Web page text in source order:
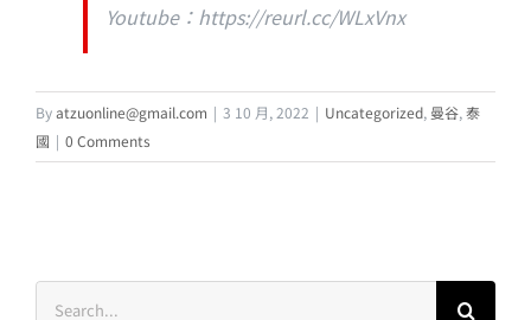
Youtube：https://reurl.cc/WLxVnx
Byatzuonline@gmail.com | 3 10 月, 2022 | Uncategorized, 曼谷, 泰
國 | 0 Comments
Search